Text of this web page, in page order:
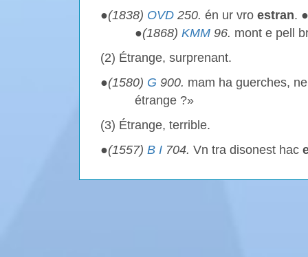
●(1838) OVD 250. én ur vro estran. ●
●(1868) KMM 96. mont e pell
(2) Étrange, surprenant.
●(1580) G 900. mam ha guerches,
étrange ?»
(3) Étrange, terrible.
●(1557) B I 704. Vn tra disonest hac